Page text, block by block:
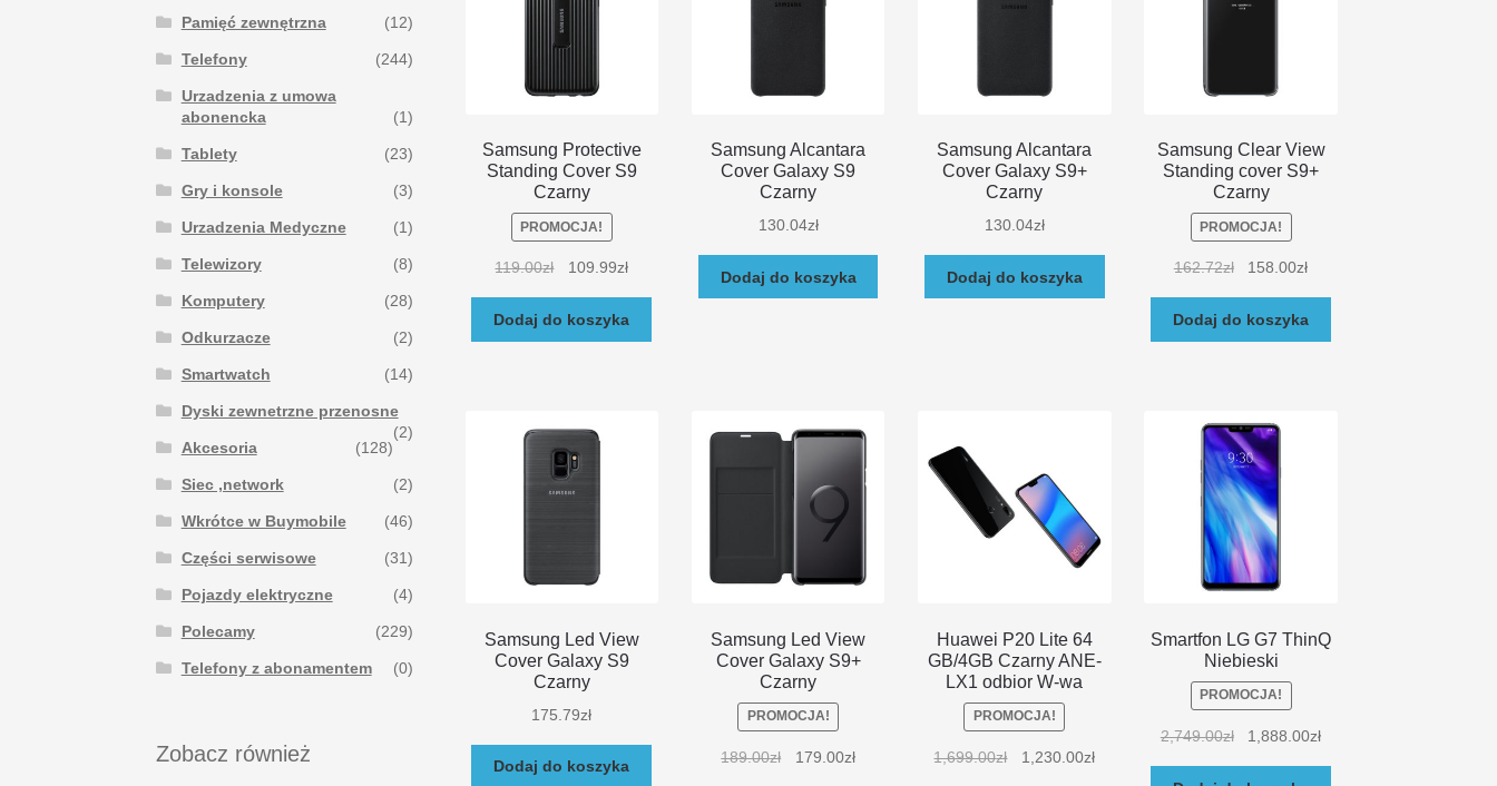
Samsung Protective
Standing Cover S9
Czarny
PROMOCJA!
119.00zł 109.99zł
Dodaj do koszyka
Samsung Alcantara
Cover Galaxy S9
Czarny
130.04zł
Dodaj do koszyka
Samsung Alcantara
Cover Galaxy S9+
Czarny
130.04zł
Dodaj do koszyka
Samsung Clear View
Standing cover S9+
Czarny
PROMOCJA!
162.72zł 158.00zł
Dodaj do koszyka
Samsung Led View
Cover Galaxy S9
Czarny
175.79zł
Dodaj do koszyka
Samsung Led View
Cover Galaxy S9+
Czarny
PROMOCJA!
189.00zł 179.00zł
Huawei P20 Lite 64
GB/4GB Czarny ANE-
LX1 odbior W-wa
PROMOCJA!
1,699.00zł 1,230.00zł
Smartfon LG G7 ThinQ
Niebieski
PROMOCJA!
2,749.00zł 1,888.00zł
Pamięć zewnętrzna (12)
Telefony (244)
Urzadzenia z umowa
abonencka
(1)
Tablety (23)
Gry i konsole (3)
Urzadzenia Medyczne (1)
Telewizory (8)
Komputery (28)
Odkurzacze (2)
Smartwatch (14)
Dyski zewnetrzne przenosne
(2)
Akcesoria
(128)
Siec ,network (2)
Wkrótce w Buymobile (46)
Części serwisowe (31)
Pojazdy elektryczne (4)
Polecamy (229)
Telefony z abonamentem (0)
Zobacz również